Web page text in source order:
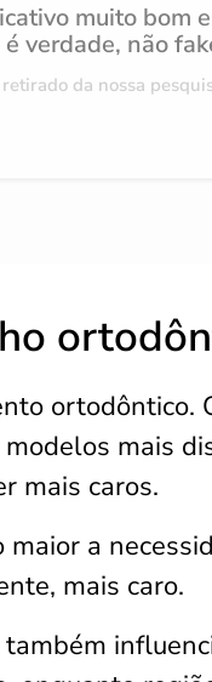
muito bom
verdade, não
da nossa
ortodôntico.
mais
mais caros.
maior a
mais caro.
também